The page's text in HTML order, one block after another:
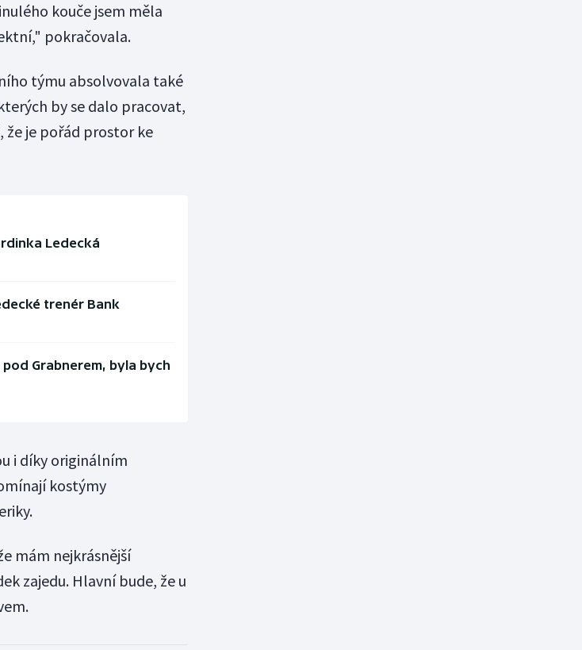
kouče jsem měla
pokračovala.
týmu absolvovala také
by se dalo pracovat,
je pořád prostor ke
Ledecká
trenér Bank
Grabnerem, byla bych
i díky originálním
kostýmy
mám nejkrásnější
zajedu. Hlavní bude, že u